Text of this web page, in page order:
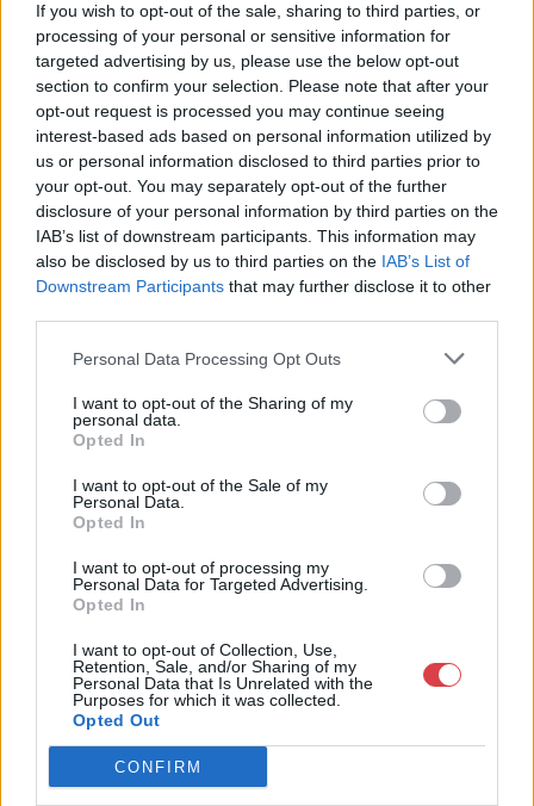
If you wish to opt-out of the sale, sharing to third parties, or
processing of your personal or sensitive information for
targeted advertising by us, please use the below opt-out
section to confirm your selection. Please note that after your
opt-out request is processed you may continue seeing
interest-based ads based on personal information utilized by
us or personal information disclosed to third parties prior to
your opt-out. You may separately opt-out of the further
disclosure of your personal information by third parties on the
IAB’s list of downstream participants. This information may
also be disclosed by us to third parties on the IAB’s List of
Downstream Participants that may further disclose it to other
Personal Data Processing Opt Outs
I want to opt-out of the Sharing of my
personal data.
Opted In
I want to opt-out of the Sale of my
Personal Data.
Opted In
I want to opt-out of processing my
Personal Data for Targeted Advertising.
Opted In
I want to opt-out of Collection, Use,
Retention, Sale, and/or Sharing of my
Personal Data that Is Unrelated with the
Purposes for which it was collected.
Opted Out
CONFIRM
Eladó adatai
Eladó: BÁV ART Aukciósház és
Galéria
Cím: BÁV ZRt.
1027 Budapest, Csalogány u.
23-33.
Weboldal:http://bav-art.hu
Bemutatkozás: Az ország legnagyobb múltú, 240 esztendeje
óriási tapasztalatával, szakmai tekintélyével és
megbízhatóságával hagyományosan a magyar
műkereskedelem meghatározó szereplője. A 2007-ben
megújult BÁV Aukciósház mára a magyarországi
és árverési központtá vált. . Hazánk legnagyobb
műkereskedelmi üzlethálózatával rendelkező BÁV ZRt.
eladni, vagy venni kívánók rendelkezésére.
GALÉRIA TOVÁBBI MŰTÁRGYAI